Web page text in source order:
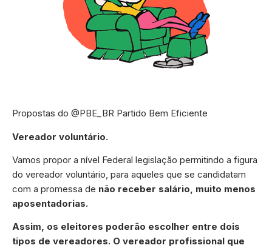
Propostas do @PBE_BR Partido Bem Eficiente
Vereador voluntário.
Vamos propor a nível Federal legislação permitindo a figura
do vereador voluntário, para aqueles que se candidatam
com a promessa de não receber salário, muito menos
aposentadorias.
Assim, os eleitores poderão escolher entre dois
tipos de vereadores. O vereador profissional que